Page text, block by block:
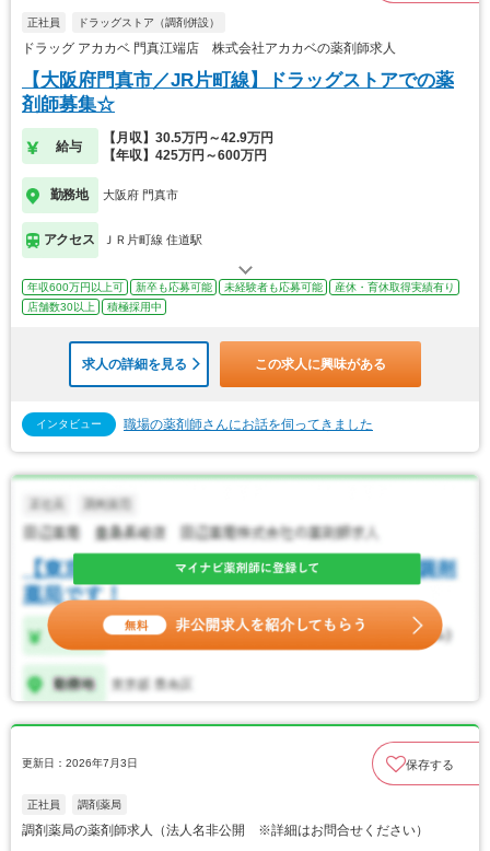
正社員 ドラッグストア（調剤併設）
ドラッグ アカカベ 門真江端店 株式会社アカカベの薬剤師求人
【大阪府門真市／JR片町線】ドラッグストアでの薬
剤師募集☆
給与
【月収】30.5万円～42.9万円
【年収】425万円～600万円
勤務地 大阪府 門真市
アクセス ＪＲ片町線 住道駅
年収600万円以上可 新卒も応募可能 未経験者も応募可能
産休・育休取得実績有り
店舗数30以上
積極採用中
求人の詳細を見る この求人に興味がある
インタビュー 職場の薬剤師さんにお話を伺ってきました
更新日：2026年7月3日 保存する
正社員 調剤薬局
調剤薬局の薬剤師求人（法人名非公開 ※詳細はお問合せください）